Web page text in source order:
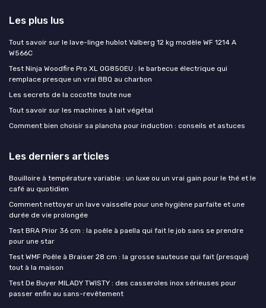
Les plus lus
Tout savoir sur le lave-linge hublot Valberg 12 kg modèle WF 1214 A
W566C
Test Ninja Woodfire Pro XL OG850EU : le barbecue électrique qui
remplace presque un vrai BBQ au charbon
Les secrets de la cocotte toute nue
Tout savoir sur les machines à lait végétal
Comment bien choisir sa plancha pour induction : conseils et astuces
Les derniers articles
Bouilloire à température variable : un luxe ou un vrai gain pour le thé et le
café au quotidien
Comment nettoyer un lave vaisselle pour une hygiène parfaite et une
durée de vie prolongée
Test BRA Prior 36 cm : la poêle à paella qui fait le job sans se prendre
pour une star
Test WMF Poêle à Braiser 28 cm : la grosse sauteuse qui fait (presque)
tout à la maison
Test De Buyer MILADY TWISTY : des casseroles inox sérieuses pour
passer enfin au sans-revêtement